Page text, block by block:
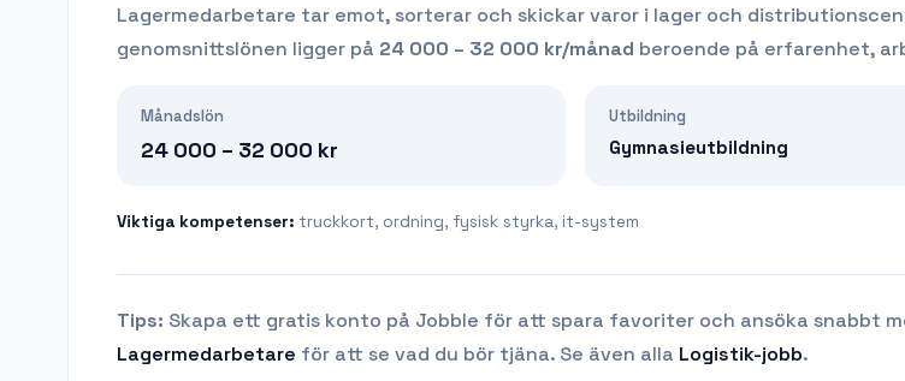
Lagermedarbetare tar emot, sorterar och skickar varor i lager och
genomsnittslönen ligger på 24 000 – 32 000 kr/månad beroende på erfarenhet,
Månadslön
24 000 – 32 000 kr
Utbildning
Gymnasieutbildning
Viktiga kompetenser: truckkort, ordning, fysisk styrka, it-system
Tips: Skapa ett gratis konto på Jobble för att spara favoriter och ansöka snabbt
Lagermedarbetare för att se vad du bör tjäna. Se även alla Logistik-jobb.